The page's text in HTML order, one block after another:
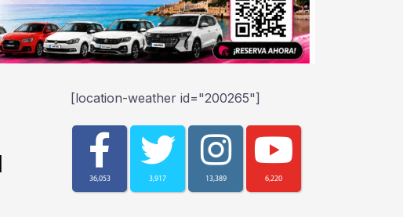
[location-weather id="200265"]
36,053 3,917 13,389 6,220